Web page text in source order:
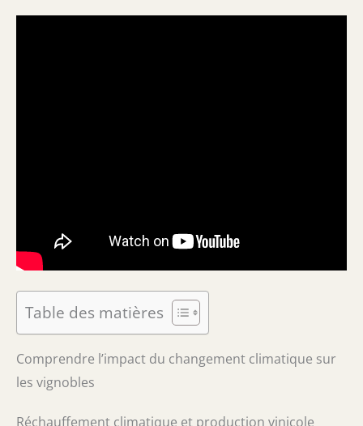
Table des matières
Comprendre l’impact du changement climatique sur
les vignobles
Réchauffement climatique et production vinicole